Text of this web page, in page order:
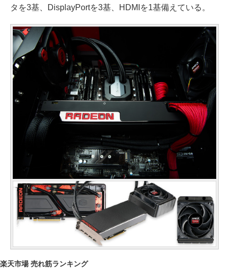
タを3基、DisplayPortを3基、HDMIを1基備えている。
楽天市場 売れ筋ランキング